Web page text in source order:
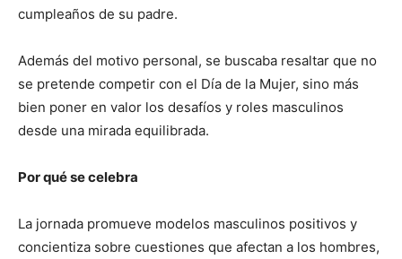
cumpleaños de su padre.
Además del motivo personal, se buscaba resaltar que no
se pretende competir con el Día de la Mujer, sino más
bien poner en valor los desafíos y roles masculinos
desde una mirada equilibrada.
Por qué se celebra
La jornada promueve modelos masculinos positivos y
concientiza sobre cuestiones que afectan a los hombres,